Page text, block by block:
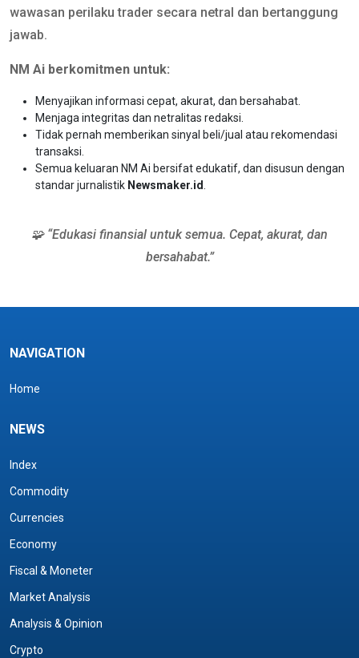
wawasan perilaku trader secara netral dan bertanggung
jawab.
NM Ai berkomitmen untuk:
Menyajikan informasi cepat, akurat, dan bersahabat.
Menjaga integritas dan netralitas redaksi.
Tidak pernah memberikan sinyal beli/jual atau rekomendasi
transaksi.
Semua keluaran NM Ai bersifat edukatif, dan disusun dengan
standar jurnalistik Newsmaker.id
🧩 “Edukasi finansial untuk semua. Cepat, akurat, dan
bersahabat.”
NAVIGATION
Home
NEWS
Index
Commodity
Currencies
Economy
Fiscal & Moneter
Market Analysis
Analysis & Opinion
Crypto